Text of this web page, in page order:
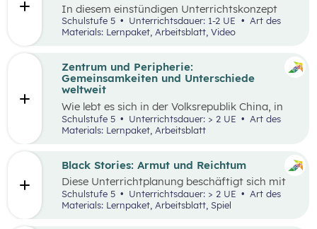
Zentrum und Peripherie:
Gemeinsamkeiten und Unterschiede
weltweit
Wie lebt es sich in der Volksrepublik China, in
Grönland oder in den österreichischen Alpen?
Welche Gemeinsamkeiten und Unterschiede
gibt es? Menschen weltweit haben die gleichen
Wünsche. Sie arbeiten in der Regel, sind an
bestimmten Orten wohnhaft und müssen
gleichzeitig mobil sein. Wie diese
Lebensbereiche konkret ausgestaltet sind und
welche Anforderungen sich ergeben, hängt
Schulstufe 5 Unterrichtsdauer: > 2 UE
Materials: Lernpaket, Arbeitsblatt
In diesem einstündigen Unterrichtskonzept
lernen die Schüler:innen den Nutzen sowie die
Vor- und Nachteile von Werbung kennen.
Schulstufe 5 Unterrichtsdauer: 1-2 UE
Art des
Materials: Lernpaket, Arbeitsblatt, Video
Black Stories: Armut und Reichtum
Diese Unterrichtplanung beschäftigt sich mit
dem umfassenden Themenbereich Armut.
Methodisch stehen dieBlack Stories
Schulstufe 5 Unterrichtsdauer: > 2 UE
Art des
Materials: Lernpaket, Arbeitsblatt, Spiel